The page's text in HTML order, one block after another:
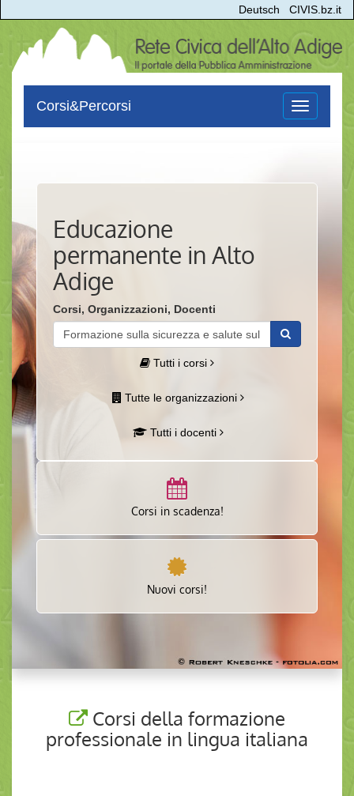
Deutsch CIVIS.bz.it
Toggle
navigation
Corsi&Percorsi
Educazione
permanente in Alto
Adige
Corsi, Organizzazioni, Docenti
Tutti i corsi
Tutte le organizzazioni
Tutti i docenti
Corsi in scadenza!
Nuovi corsi!
Corsi della formazione
professionale in lingua italiana